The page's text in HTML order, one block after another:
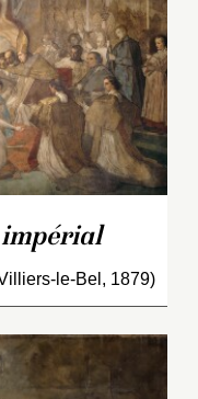
impérial
le-Bel, 1879)